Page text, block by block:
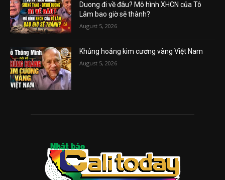
Duong đi về đâu? Mô hình XHCN của Tô
Lâm bao giờ sẽ thành?
August 5, 2026
Khủng hoảng kim cương vàng Việt Nam
August 5, 2026